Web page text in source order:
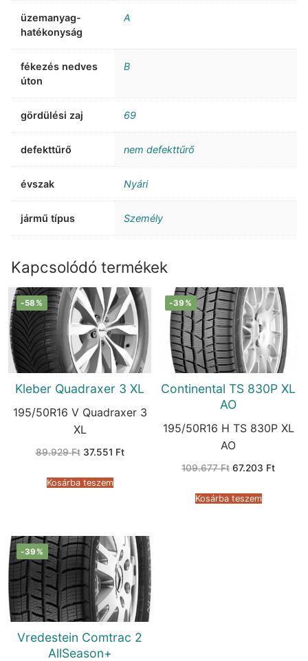
üzemanyag-
hatékonyság
A
fékezés nedves
úton
B
gördülési zaj 69
defekttűrő nem defekttűrő
évszak Nyári
jármű típus Személy
Kapcsolódó termékek
-58%
Kleber Quadraxer 3 XL
195/50R16 V Quadraxer 3
XL
89.929Ft Original
89.929 Ft.
37.551 FtCurrent
Kosárba teszem
-39%
Continental TS 830P XL
AO
195/50R16 H TS 830P XL
AO
109.677Ft Original
109.677 Ft.
67.203 FtCurrent
Kosárba teszem
-39%
Vredestein Comtrac 2
AllSeason+